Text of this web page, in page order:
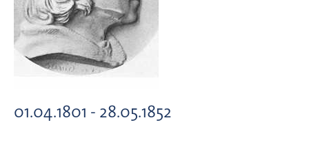
01.04.1801 - 28.05.1852